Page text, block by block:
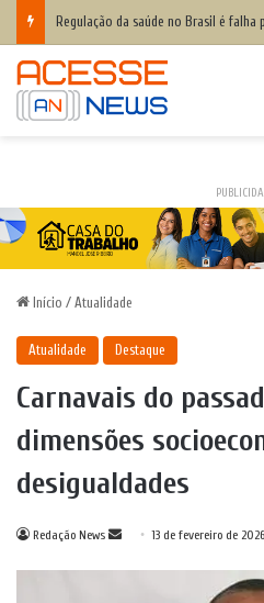
Regulação da saúde no Brasil é falha
Início / Atualidade
Atualidade Destaque
Carnavais do
dimensões
desigualdades
Redação News
Mande13 de fevereiro de 2026